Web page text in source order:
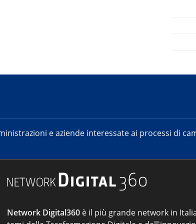
e aziende interessate ai processi di
Network Digital360 è il più grande network in